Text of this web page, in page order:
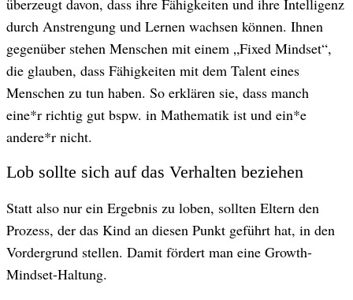
durch Anstrengung und Lernen wachsen können. Ihnen
gegenüber stehen Menschen mit einem „Fixed Mindset“,
die glauben, dass Fähigkeiten mit dem Talent eines
Menschen zu tun haben. So erklären sie, dass manch
eine*r richtig gut bspw. in Mathematik ist und ein*e
andere*r nicht.
Lob sollte sich auf das Verhalten beziehen
Statt also nur ein Ergebnis zu loben, sollten Eltern den
Prozess, der das Kind an diesen Punkt geführt hat, in den
Vordergrund stellen. Damit fördert man eine Growth-
Mindset-Haltung.